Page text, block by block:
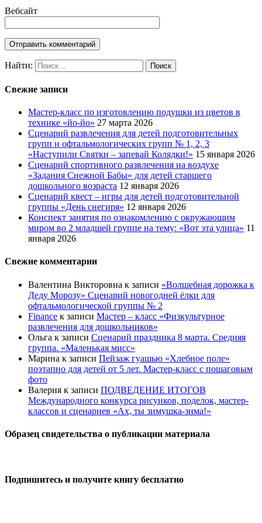
Вебсайт
Найти:
Свежие записи
Мастер-класс по изготовлению подушки из цветов в
технике «йо-йо» 27 марта 2026
Сценарий развлечения для детей подготовительных
групп и офтальмологических групп № 1, 2, 3
«Наступили Святки – запевай Колядки!» 15 января 2026
Сценарий спортивного развлечения на воздухе
«Задания Снежной Бабы» для детей старшего
дошкольного возраста 12 января 2026
Сценарий квест – игры для детей подготовительной
группы «День снегиря» 12 января 2026
Конспект занятия по ознакомлению с окружающим
миром во 2 младшей группе на тему: «Вот эта улица» 11
января 2026
Свежие комментарии
Валентина Викторовна к записи «Волшебная дорожка к
Деду Морозу» Сценарий новогодней ёлки для
офтальмологической группы № 2
Finance к записи Мастер – класс «Физкультурное
развлечения для дошкольников»
Ольга к записи Сценарий праздника 8 марта. Средняя
группа. «Маленькая мисс»
Марина к записи Пейзаж гуашью «Хлебное поле»
поэтапно для детей от 5 лет. Мастер-класс с пошаговым
фото
Валерия к записи ПОДВЕДЕНИЕ ИТОГОВ
Международного конкурса рисунков, поделок, мастер-
классов и сценариев «Ах, ты зимушка-зима!»
Образец свидетельства о публикации материала
Подпишитесь и получите книгу бесплатно